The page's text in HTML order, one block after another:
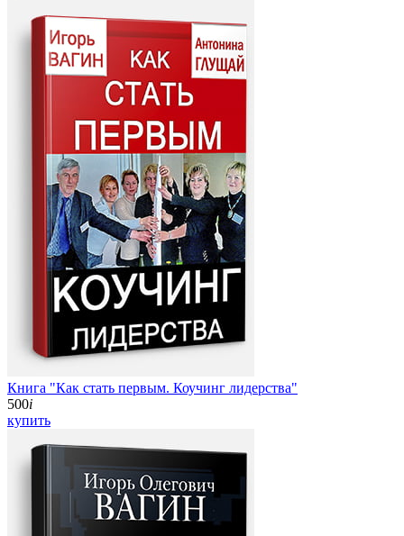
Книга "Как стать первым. Коучинг лидерства"
500i
купить